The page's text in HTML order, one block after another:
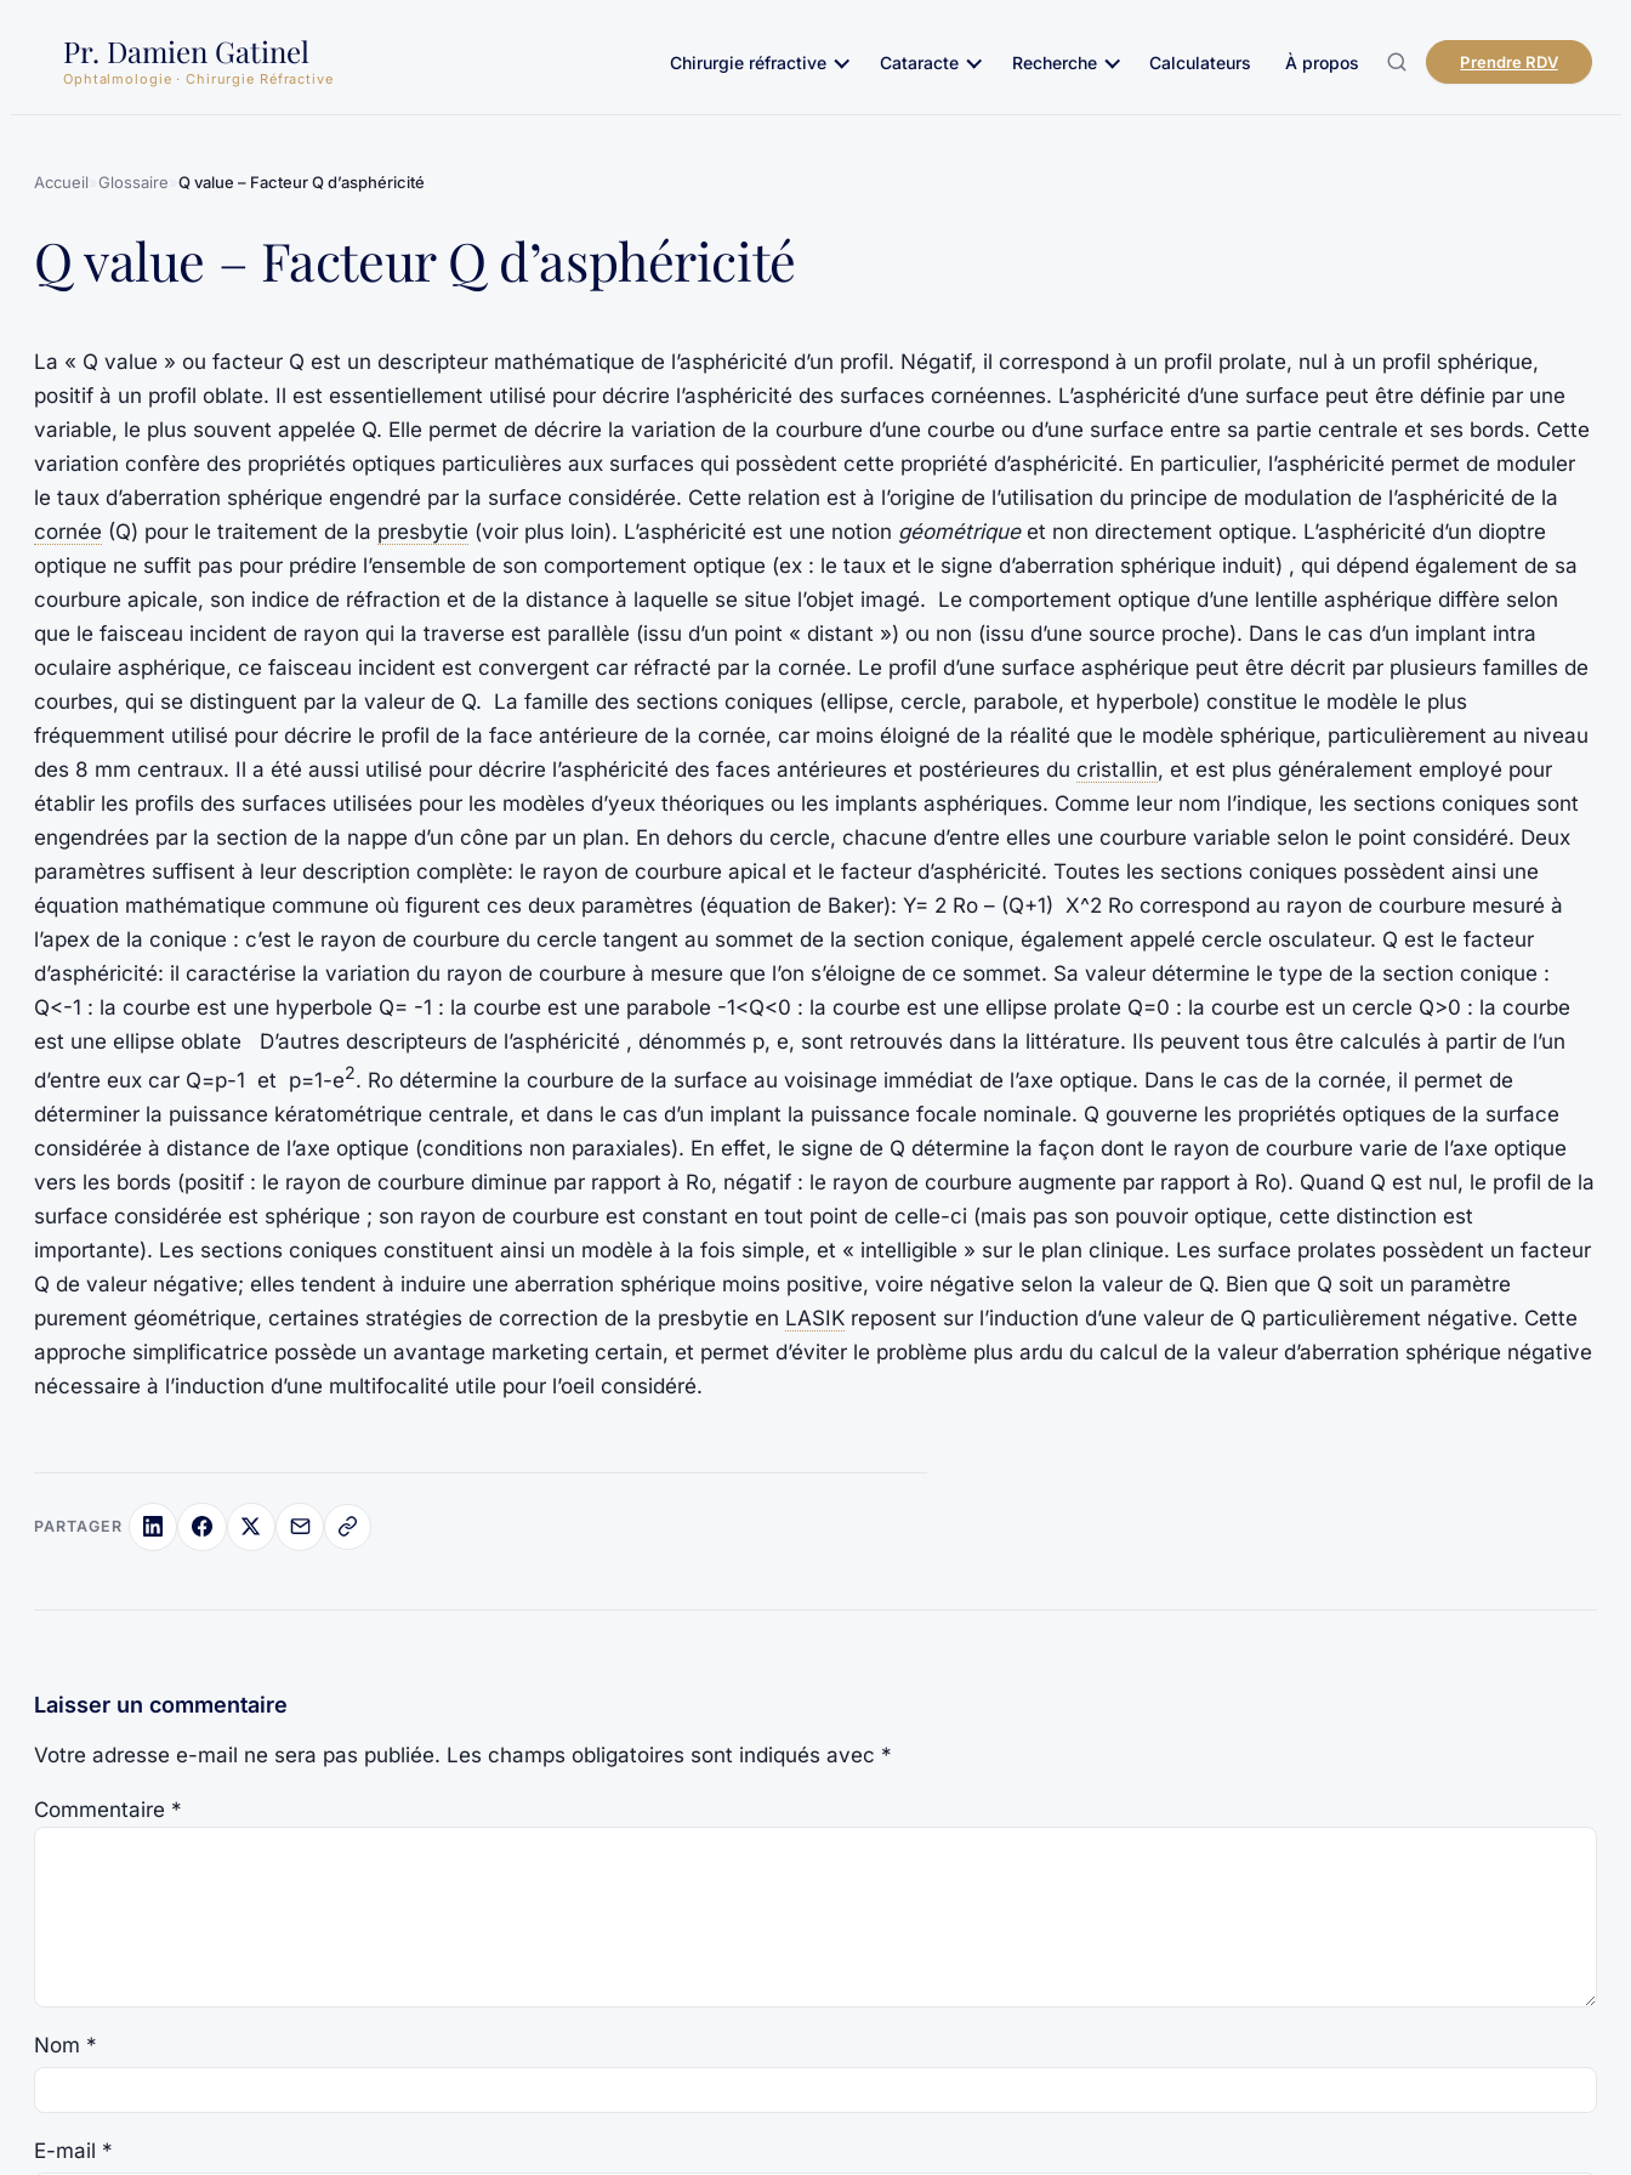
contenu
Pr. Damien Gatinel
Ophtalmologie · Chirurgie Réfractive
Chirurgie réfractive Cataracte Recherche Calculateurs À propos Prendre RDV
Accueil Glossaire Q value – Facteur Q d’asphéricité
Q value – Facteur Q d’asphéricité
La « Q value » ou facteur Q est un descripteur mathématique de l’asphéricité d’un profil. Négatif, il correspond à un profil prolate, nul à un profil sphérique,
positif à un profil oblate. Il est essentiellement utilisé pour décrire l’asphéricité des surfaces cornéennes. L’asphéricité d’une surface peut être définie par une
variable, le plus souvent appelée Q. Elle permet de décrire la variation de la courbure d’une courbe ou d’une surface entre sa partie centrale et ses bords. Cette
variation confère des propriétés optiques particulières aux surfaces qui possèdent cette propriété d’asphéricité. En particulier, l’asphéricité permet de moduler
le taux d’aberration sphérique engendré par la surface considérée. Cette relation est à l’origine de l’utilisation du principe de modulation de l’asphéricité de la
cornée (Q) pour le traitement de la presbytie (voir plus loin). L’asphéricité est une notion géométriqueet non directement optique. L’asphéricité d’un dioptre
optique ne suffit pas pour prédire l’ensemble de son comportement optique (ex : le taux et le signe d’aberration sphérique induit) , qui dépend également de sa
courbure apicale, son indice de réfraction et de la distance à laquelle se situe l’objet imagé. Le comportement optique d’une lentille asphérique diffère selon
que le faisceau incident de rayon qui la traverse est parallèle (issu d’un point « distant ») ou non (issu d’une source proche). Dans le cas d’un implant intra
oculaire asphérique, ce faisceau incident est convergent car réfracté par la cornée. Le profil d’une surface asphérique peut être décrit par plusieurs familles de
courbes, qui se distinguent par la valeur de Q. La famille des sections coniques (ellipse, cercle, parabole, et hyperbole) constitue le modèle le plus
fréquemment utilisé pour décrire le profil de la face antérieure de la cornée, car moins éloigné de la réalité que le modèle sphérique, particulièrement au niveau
des 8 mm centraux. Il a été aussi utilisé pour décrire l’asphéricité des faces antérieures et postérieures du cristallin, et est plus généralement employé pour
établir les profils des surfaces utilisées pour les modèles d’yeux théoriques ou les implants asphériques. Comme leur nom l’indique, les sections coniques sont
engendrées par la section de la nappe d’un cône par un plan. En dehors du cercle, chacune d’entre elles une courbure variable selon le point considéré. Deux
paramètres suffisent à leur description complète: le rayon de courbure apical et le facteur d’asphéricité. Toutes les sections coniques possèdent ainsi une
équation mathématique commune où figurent ces deux paramètres (équation de Baker): Y= 2 Ro – (Q+1) X^2 Ro correspond au rayon de courbure mesuré à
l’apex de la conique : c’est le rayon de courbure du cercle tangent au sommet de la section conique, également appelé cercle osculateur. Q est le facteur
d’asphéricité: il caractérise la variation du rayon de courbure à mesure que l’on s’éloigne de ce sommet. Sa valeur détermine le type de la section conique :
Q<-1 : la courbe est une hyperbole Q= -1 : la courbe est une parabole -1<Q<0 : la courbe est une ellipse prolate Q=0 : la courbe est un cercle Q>0 : la courbe
est une ellipse oblate D’autres descripteurs de l’asphéricité , dénommés p, e, sont retrouvés dans la littérature. Ils peuvent tous être calculés à partir de l’un
d’entre eux car Q=p-1 et p=1-e2. Ro détermine la courbure de la surface au voisinage immédiat de l’axe optique. Dans le cas de la cornée, il permet de
déterminer la puissance kératométrique centrale, et dans le cas d’un implant la puissance focale nominale. Q gouverne les propriétés optiques de la surface
considérée à distance de l’axe optique (conditions non paraxiales). En effet, le signe de Q détermine la façon dont le rayon de courbure varie de l’axe optique
vers les bords (positif : le rayon de courbure diminue par rapport à Ro, négatif : le rayon de courbure augmente par rapport à Ro). Quand Q est nul, le profil de la
surface considérée est sphérique ; son rayon de courbure est constant en tout point de celle-ci (mais pas son pouvoir optique, cette distinction est
importante). Les sections coniques constituent ainsi un modèle à la fois simple, et « intelligible » sur le plan clinique. Les surface prolates possèdent un facteur
Q de valeur négative; elles tendent à induire une aberration sphérique moins positive, voire négative selon la valeur de Q. Bien que Q soit un paramètre
purement géométrique, certaines stratégies de correction de la presbytie en LASIK reposent sur l’induction d’une valeur de Q particulièrement négative. Cette
approche simplificatrice possède un avantage marketing certain, et permet d’éviter le problème plus ardu du calcul de la valeur d’aberration sphérique négative
nécessaire à l’induction d’une multifocalité utile pour l’oeil considéré.
PARTAGER
Laisser un commentaire
Votre adresse e-mail ne sera pas publiée. Les champs obligatoires sont indiqués avec *
Commentaire *
Nom *
E-mail *